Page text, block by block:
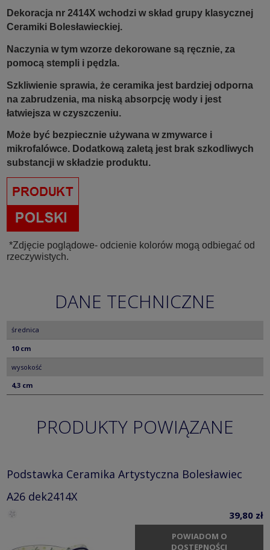
Dekoracja nr 2414X wchodzi w skład grupy klasycznej
Ceramiki Bolesławieckiej.
Naczynia w tym wzorze dekorowane są ręcznie, za
pomocą stempli i pędzla.
Szkliwienie sprawia, że ceramika jest bardziej odporna
na zabrudzenia, ma niską absorpcję wody i jest
łatwiejsza w czyszczeniu.
Może być bezpiecznie używana w zmywarce i
mikrofalówce. Dodatkową zaletą jest brak szkodliwych
substancji w składzie produktu.
*Zdjęcie poglądowe- odcienie kolorów mogą odbiegać od
rzeczywistych.
DANE TECHNICZNE
średnica
10 cm
wysokość
4,3 cm
PRODUKTY POWIĄZANE
Podstawka Ceramika Artystyczna Bolesławiec
A26 dek2414X
39,80 zł
POWIADOM O
DOSTĘPNOŚCI